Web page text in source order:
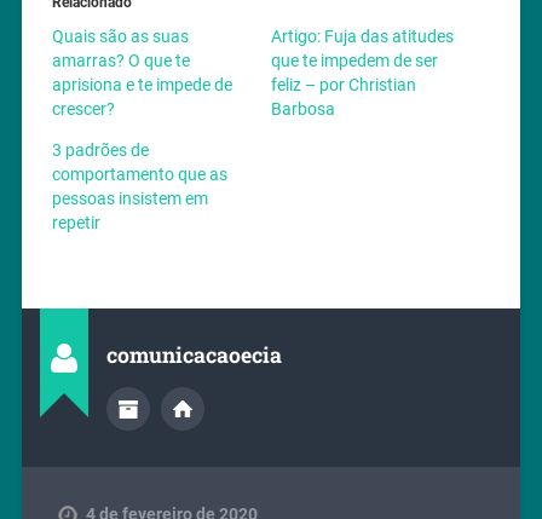
Quais são as suas
amarras? O que te
aprisiona e te impede de
crescer?
Artigo: Fuja das atitudes
que te impedem de ser
feliz – por Christian
Barbosa
3 padrões de
comportamento que as
pessoas insistem em
repetir
comunicacaoecia
4 de fevereiro de 2020